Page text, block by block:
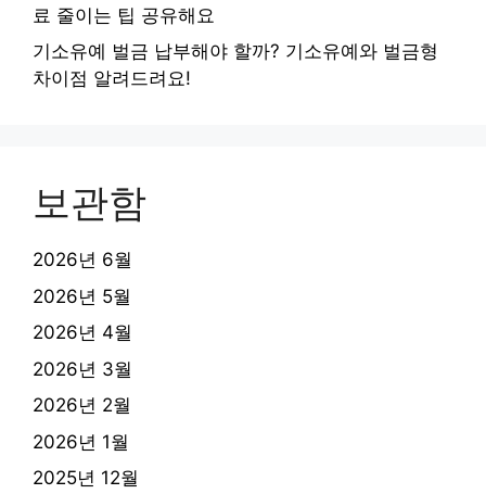
료 줄이는 팁 공유해요
기소유예 벌금 납부해야 할까? 기소유예와 벌금형
차이점 알려드려요!
보관함
2026년 6월
2026년 5월
2026년 4월
2026년 3월
2026년 2월
2026년 1월
2025년 12월